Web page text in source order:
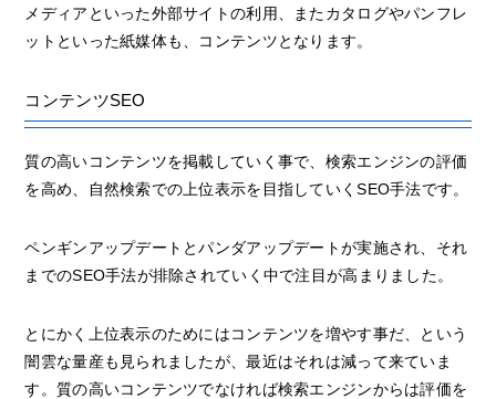
メディアといった外部サイトの利用、またカタログやパンフレ
ットといった紙媒体も、コンテンツとなります。
コンテンツSEO
質の高いコンテンツを掲載していく事で、検索エンジンの評価
を高め、自然検索での上位表示を目指していくSEO手法です。
ペンギンアップデートとパンダアップデートが実施され、それ
までのSEO手法が排除されていく中で注目が高まりました。
とにかく上位表示のためにはコンテンツを増やす事だ、という
闇雲な量産も見られましたが、最近はそれは減って来ていま
す。質の高いコンテンツでなければ検索エンジンからは評価を